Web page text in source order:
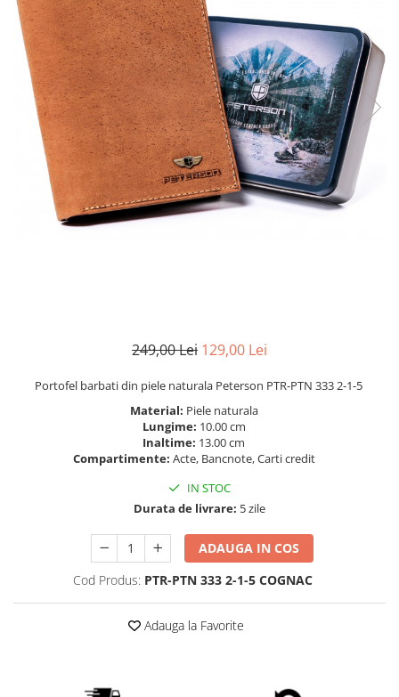
249,00 Lei 129,00 Lei
Portofel barbati din piele naturala Peterson PTR-PTN 333 2-1-5
Material: Piele naturala
Lungime: 10.00 cm
Inaltime: 13.00 cm
Compartimente: Acte, Bancnote, Carti credit
IN STOC
Durata de livrare: 5 zile
ADAUGA IN COS
Cod Produs: PTR-PTN 333 2-1-5 COGNAC
Adauga la Favorite